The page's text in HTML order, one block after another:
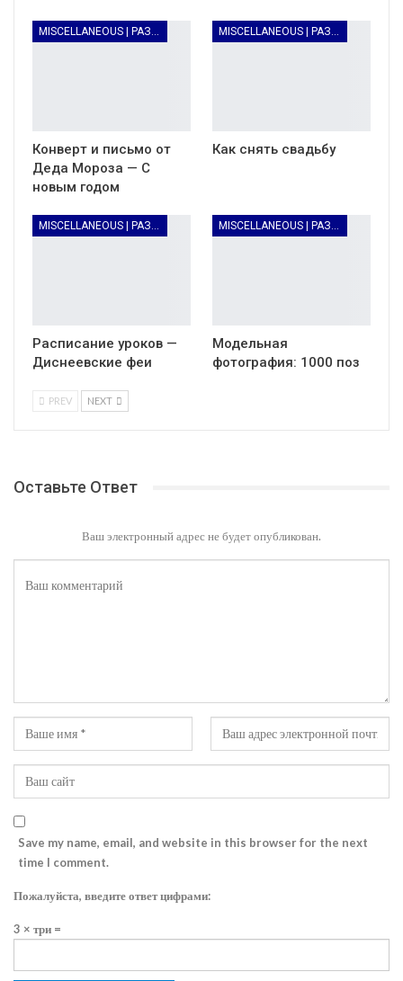
Конверт и письмо от
Деда Мороза — С
новым годом
Как снять свадьбу
MISCELLANEOUS | РАЗНОЕ
Расписание уроков —
Диснеевские феи
MISCELLANEOUS | РАЗНОЕ
Модельная
фотография: 1000 поз
PREV NEXT
Оставьте Ответ
Ваш электронный адрес не будет опубликован.
Save my name, email, and website in this browser for the next
time I comment.
Пожалуйста, введите ответ цифрами:
3 × три =